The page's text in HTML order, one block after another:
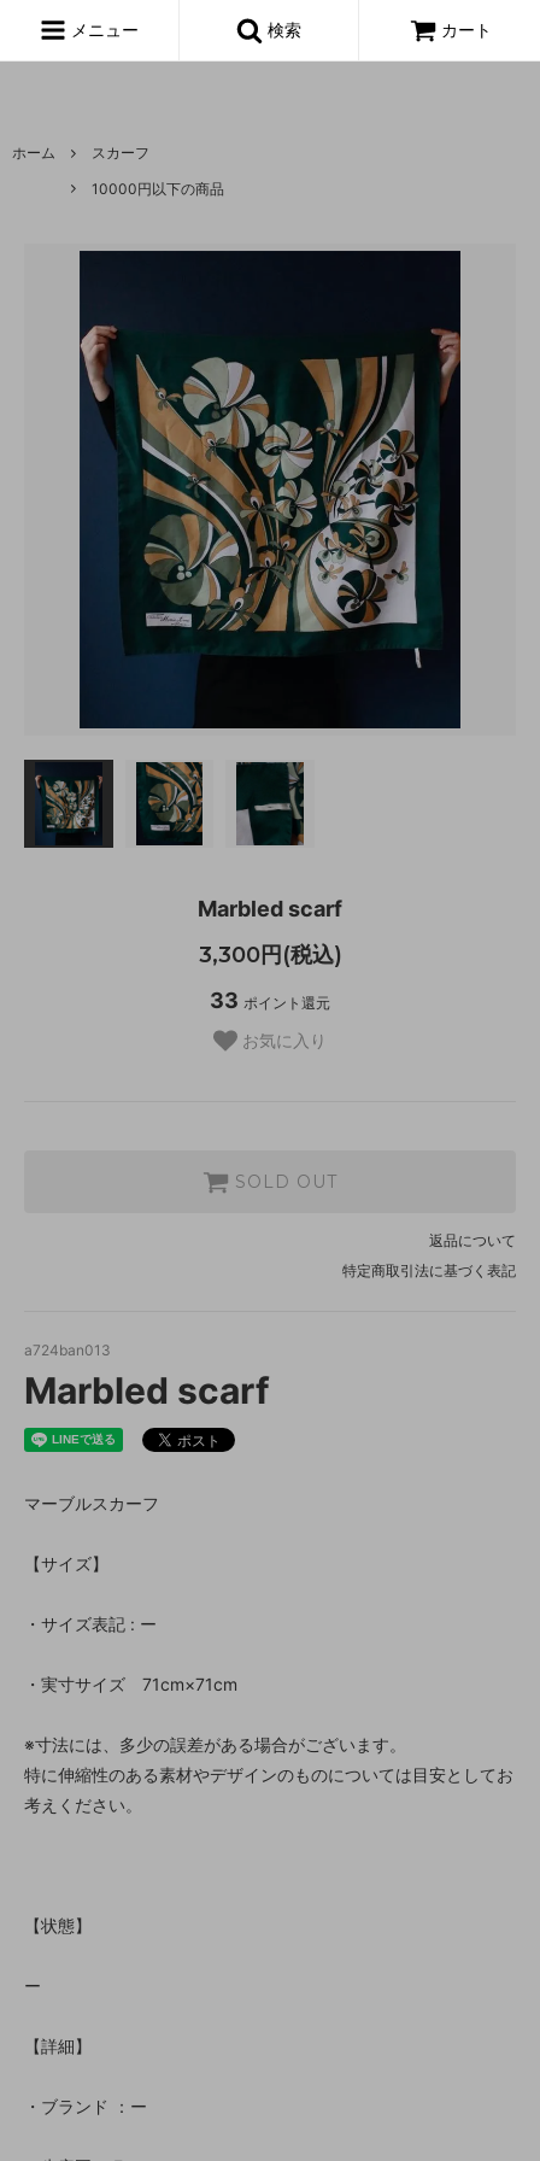
着,made in usa,アメーバ,
メニュー 検索 カート
ホーム
スカーフ
10000円以下の商品
Marbled scarf
3,300円(税込)
33 ポイント還元
お気に入り
SOLD OUT
返品について
特定商取引法に基づく表記
a724ban013
Marbled scarf
マーブルスカーフ
【サイズ】
・サイズ表記 : ー
・実寸サイズ 71cm×71cm
※寸法には、多少の誤差がある場合がございます。
特に伸縮性のある素材やデザインのものについては目安としてお
考えください。
【状態】
ー
【詳細】
・ブランド ：ー